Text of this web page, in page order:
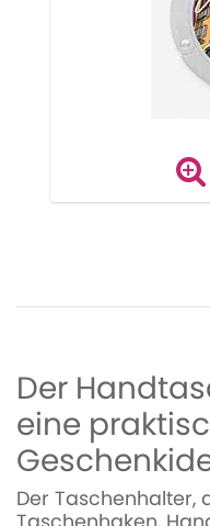
Der
eine
Der Taschenhalter,